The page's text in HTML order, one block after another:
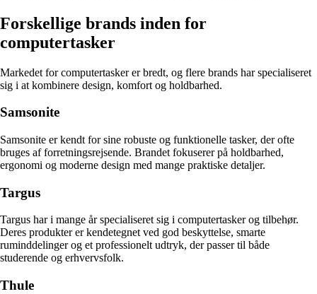
Forskellige brands inden for
computertasker
Markedet for computertasker er bredt, og flere brands har specialiseret
sig i at kombinere design, komfort og holdbarhed.
Samsonite
Samsonite er kendt for sine robuste og funktionelle tasker, der ofte
bruges af forretningsrejsende. Brandet fokuserer på holdbarhed,
ergonomi og moderne design med mange praktiske detaljer.
Targus
Targus har i mange år specialiseret sig i computertasker og tilbehør.
Deres produkter er kendetegnet ved god beskyttelse, smarte
ruminddelinger og et professionelt udtryk, der passer til både
studerende og erhvervsfolk.
Thule